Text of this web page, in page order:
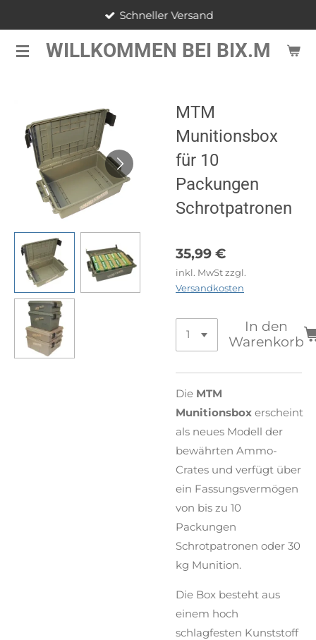
springenWILLKOMMEN BEI BIX.M
Schneller Versand
MTM
Munitionsbox
für 10
Packungen
Schrotpatronen
35,99 €
inkl. MwSt zzgl.
Versandkosten
In den
Warenkorb
Die MTM
Munitionsbox erscheint
als neues Modell der
bewährten Ammo-
Crates und verfügt über
ein Fassungsvermögen
von bis zu 10
Packungen
Schrotpatronen oder 30
kg Munition.
Die Box besteht aus
einem hoch
schlagfesten Kunststoff